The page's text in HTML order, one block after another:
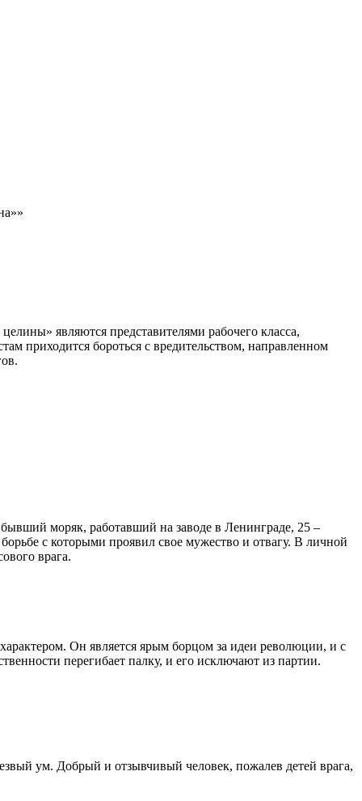
являются представителями рабочего класса,
приходится бороться с вредительством, направленном
моряк, работавший на заводе в Ленинграде, 25 –
с которыми проявил свое мужество и отвагу. В личной
врага.
Он является ярым борцом за идеи революции, и с
перегибает палку, и его исключают из партии.
ум. Добрый и отзывчивый человек, пожалев детей врага,